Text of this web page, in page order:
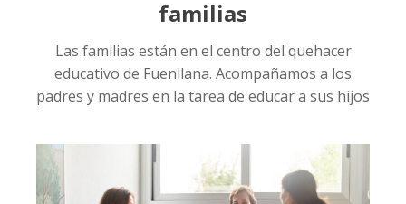
familias
Las familias están en el centro del quehacer
educativo de Fuenllana. Acompañamos a los
padres y madres en la tarea de educar a sus hijos